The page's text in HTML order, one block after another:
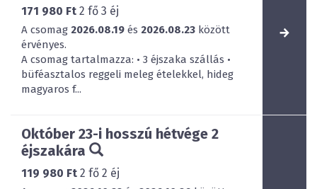
171 980 Ft 2 fő 3 éj
A csomag 2026.08.19 és 2026.08.23 között
érvényes.
A csomag tartalmazza: • 3 éjszaka szállás •
büféasztalos reggeli meleg ételekkel, hideg
magyaros f...
Október 23-i hosszú hétvége 2
éjszakára
119 980 Ft 2 fő 2 éj